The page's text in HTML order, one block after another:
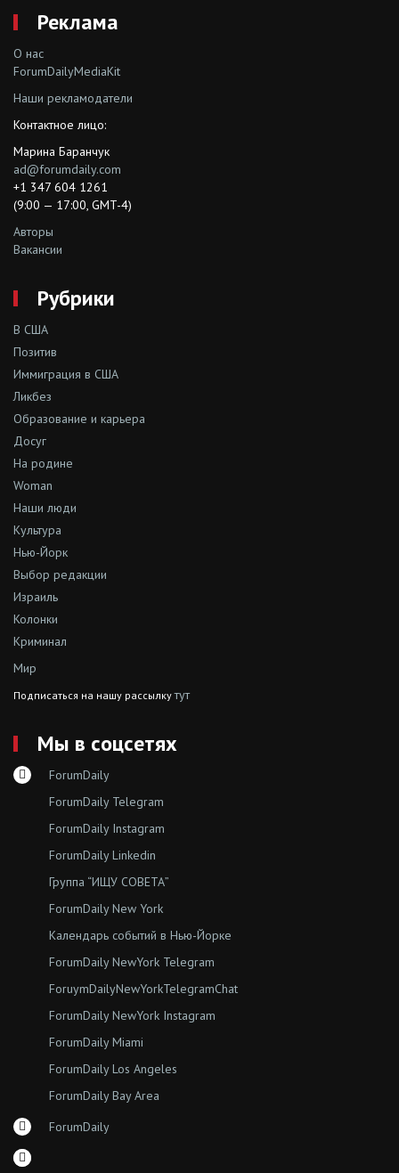
Реклама
О нас
ForumDailyMediaKit
Наши рекламодатели
Контактное лицо:
Марина Баранчук
ad@forumdaily.com
+1 347 604 1261
(9:00 — 17:00, GMT-4)
Авторы
Вакансии
Рубрики
В США
Позитив
Иммиграция в США
Ликбез
Образование и карьера
Досуг
На родине
Woman
Наши люди
Культура
Нью-Йорк
Выбор редакции
Израиль
Колонки
Криминал
Мир
Подписаться на нашу рассылкутут
Мы в соцсетях
ForumDaily
ForumDaily Telegram
ForumDaily Instagram
ForumDaily Linkedin
Группа “ИЩУ СОВЕТА”
ForumDaily New York
Календарь событий в Нью-Йорке
ForumDaily NewYork Telegram
ForuymDailyNewYorkTelegramChat
ForumDaily NewYork Instagram
ForumDaily Miami
ForumDaily Los Angeles
ForumDaily Bay Area
ForumDaily